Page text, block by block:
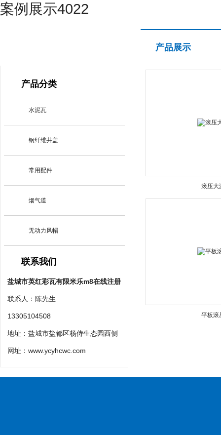
案例展示4022
产品分类
水泥瓦
钢纤维井盖
常用配件
烟气道
无动力风帽
联系我们
盐城市英红彩瓦有限米乐m8在线注册
联系人：陈先生
13305104508
地址：盐城市盐都区杨侍生态园西侧
网址： www.ycyhcwc.com
产品展示
滚压大
平板滚